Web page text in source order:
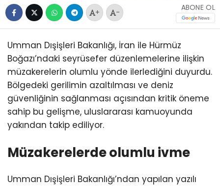
+ -
ABONE OL
Umman Dışişleri Bakanlığı, İran ile Hürmüz
Boğazı’ndaki seyrüsefer düzenlemelerine ilişkin
müzakerelerin olumlu yönde ilerlediğini duyurdu.
Bölgedeki gerilimin azaltılması ve deniz
güvenliğinin sağlanması açısından kritik öneme
sahip bu gelişme, uluslararası kamuoyunda
yakından takip ediliyor.
Müzakerelerde olumlu ivme
Umman Dışişleri Bakanlığı’ndan yapılan yazılı